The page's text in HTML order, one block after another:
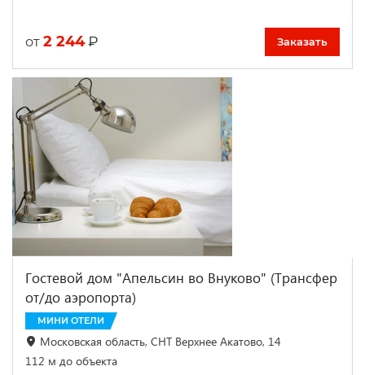
от 2 244 ₽ Заказать
Гостевой дом "Апельсин во Внуково" (Трансфер
от/до аэропорта)
МИНИ ОТЕЛИ
Московская область, СНТ Верхнее Акатово, 14
112 м до объекта